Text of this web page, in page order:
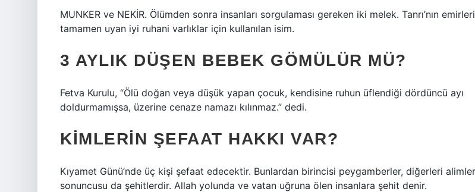
MUNKER ve NEKİR. Ölümden sonra insanları sorgulaması gereken iki melek. Tanrı’nın
tamamen uyan iyi ruhani varlıklar için kullanılan isim.
3 AYLIK DÜŞEN BEBEK GÖMÜLÜR MÜ?
Fetva Kurulu, “Ölü doğan veya düşük yapan çocuk, kendisine ruhun üflendiği dördüncü ayı
doldurmamışsa, üzerine cenaze namazı kılınmaz.” dedi.
KIMLERIN ŞEFAAT HAKKI VAR?
Kıyamet Günü’nde üç kişi şefaat edecektir. Bunlardan birincisi peygamberler, diğerleri
sonuncusu da şehitlerdir. Allah yolunda ve vatan uğruna ölen insanlara şehit denir.